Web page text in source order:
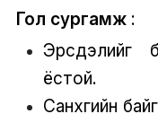
Гол сургамж:
Эрсдэлийг
ёстой.
Санхүүгийн